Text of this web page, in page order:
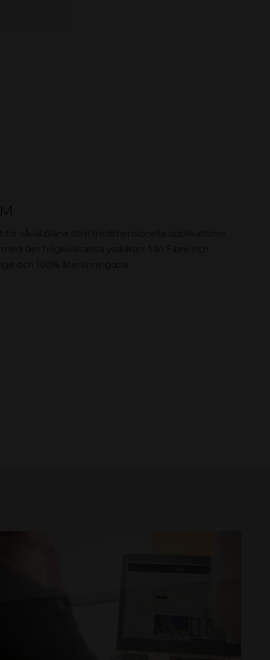
såväl plana som tredimensionella applikationer.
det högkvalitativa ytskiktet från Fibre och
och 100% återvinningsbar.